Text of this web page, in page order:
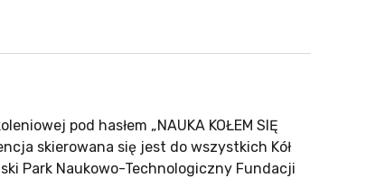
pod hasłem „NAUKA KOŁEM SIĘ
skierowana się jest do wszystkich Kół
Park Naukowo-Technologiczny Fundacji